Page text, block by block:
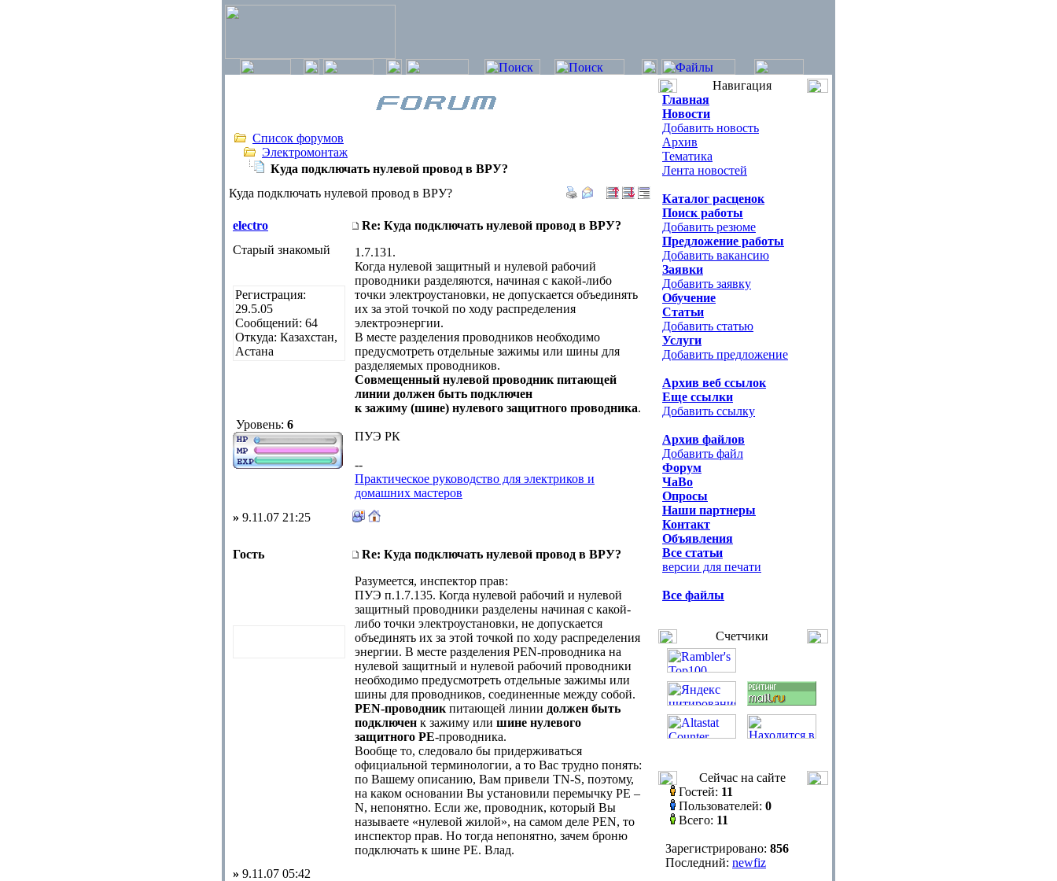
Список форумов
Электромонтаж
Куда подключать нулевой провод в ВРУ?
Куда подключать нулевой провод в ВРУ?
electro
Re: Куда подключать нулевой провод в ВРУ?
Старый знакомый
Регистрация:
29.5.05
Сообщений: 64
Откуда: Казахстан,
Астана
Уровень: 6
1.7.131.
Когда нулевой защитный и нулевой рабочий
проводники разделяются, начиная с какой-либо
точки электроустановки, не допускается объединять
их за этой точкой по ходу распределения
электроэнергии.
В месте разделения проводников необходимо
предусмотреть отдельные зажимы или шины для
разделяемых проводников.
Совмещенный нулевой проводник питающей
линии должен быть подключен
к зажиму (шине) нулевого защитного проводника.
ПУЭ РК
--
Практическое руководство для электриков и
домашних мастеров
» 9.11.07 21:25
Гость
Re: Куда подключать нулевой провод в ВРУ?
Разумеется, инспектор прав:
ПУЭ п.1.7.135. Когда нулевой рабочий и нулевой
защитный проводники разделены начиная с какой-
либо точки электроустановки, не допускается
объединять их за этой точкой по ходу распределения
энергии. В месте разделения PEN-проводника на
нулевой защитный и нулевой рабочий проводники
необходимо предусмотреть отдельные зажимы или
шины для проводников, соединенные между собой.
PEN-проводник питающей линии должен быть
подключен к зажиму или шине нулевого
защитного РЕ-проводника.
Вообще то, следовало бы придерживаться
официальной терминологии, а то Вас трудно понять:
по Вашему описанию, Вам привели TN-S, поэтому,
на каком основании Вы установили перемычку PE –
N, непонятно. Если же, проводник, который Вы
называете «нулевой жилой», на самом деле PEN, то
инспектор прав. Но тогда непонятно, зачем броню
подключать к шине РЕ. Влад.
» 9.11.07 05:42
Навигация
Главная
Новости
Добавить новость
Архив
Тематика
Лента новостей
Каталог расценок
Поиск работы
Добавить резюме
Предложение работы
Добавить вакансию
Заявки
Добавить заявку
Обучение
Статьи
Добавить статью
Услуги
Добавить предложение
Архив веб ссылок
Еще ссылки
Добавить ссылку
Архив файлов
Добавить файл
Форум
ЧаВо
Опросы
Наши партнеры
Контакт
Объявления
Все статьи
версии для печати
Все файлы
Счетчики
Сейчас на сайте
Гостей: 11
Пользователей: 0
Всего: 11
Зарегистрировано: 856
Последний: newfiz